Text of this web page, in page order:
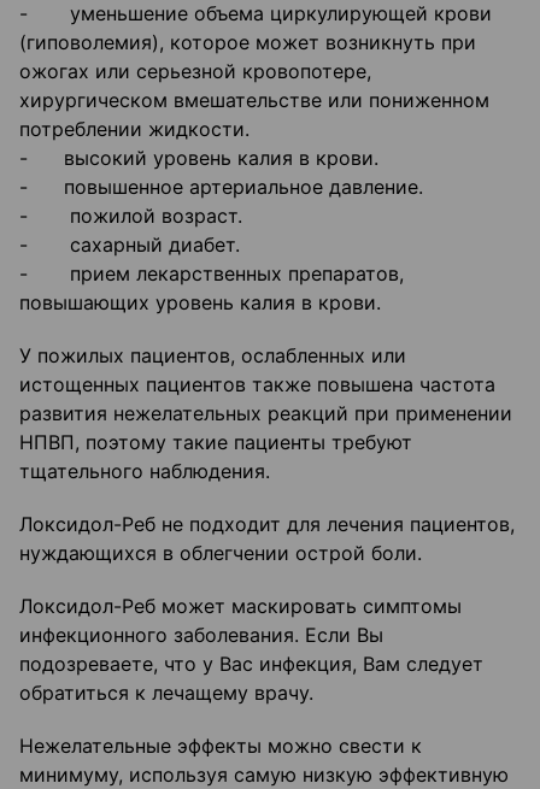
- уменьшение объема циркулирующей крови
(гиповолемия), которое может возникнуть при
ожогах или серьезной кровопотере,
хирургическом вмешательстве или пониженном
потреблении жидкости.
- высокий уровень калия в крови.
- повышенное артериальное давление.
- пожилой возраст.
- сахарный диабет.
- прием лекарственных препаратов,
повышающих уровень калия в крови.
У пожилых пациентов, ослабленных или
истощенных пациентов также повышена частота
развития нежелательных реакций при применении
НПВП, поэтому такие пациенты требуют
тщательного наблюдения.
Локсидол-Реб не подходит для лечения пациентов,
нуждающихся в облегчении острой боли.
Локсидол-Реб может маскировать симптомы
инфекционного заболевания. Если Вы
подозреваете, что у Вас инфекция, Вам следует
обратиться к лечащему врачу.
Нежелательные эффекты можно свести к
минимуму, используя самую низкую эффективную